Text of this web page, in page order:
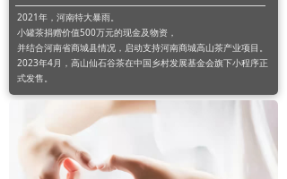
2021年，河南特大暴雨。
小罐茶捐赠价值500万元的现金及物资，
并结合河南省商城县情况，启动支持河南商城高山茶产业项目。
2023年4月，高山仙石谷茶在中国乡村发展基金会旗下小程序正
式发售。